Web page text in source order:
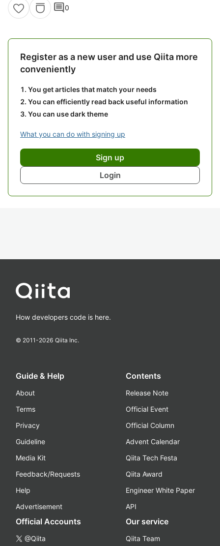
comment0
Register as a new user and use Qiita more
conveniently
You get articles that match your needs
You can efficiently read back useful information
You can use dark theme
What you can do with signing up
Sign up
Login
How developers code is here.
© 2011-2026 Qiita Inc.
Guide & Help
About
Terms
Privacy
Guideline
Media Kit
Feedback/Requests
Help
Advertisement
Contents
Release Note
Official Event
Official Column
Advent Calendar
Qiita Tech Festa
Qiita Award
Engineer White Paper
API
Official Accounts
@Qiita
Our service
Qiita Team